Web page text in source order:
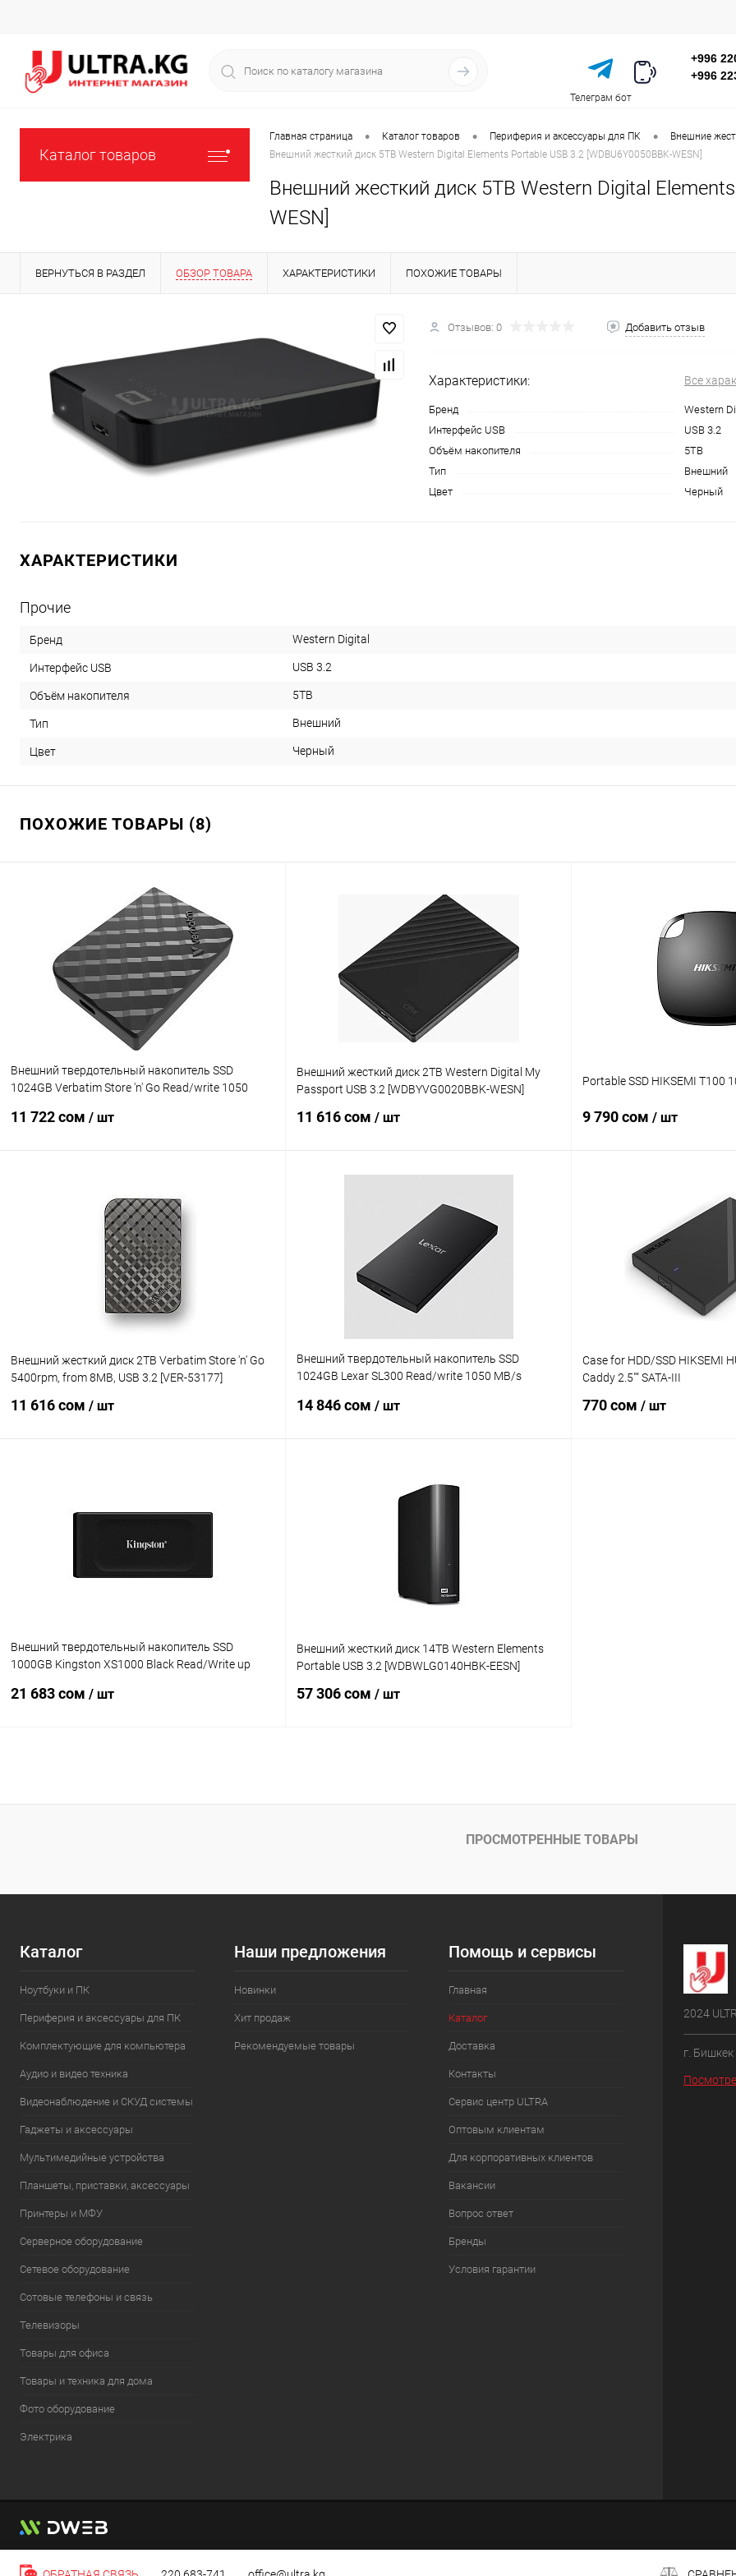
Телеграм бот
+996
+996
Каталог товаров
Главная страница • Каталог товаров • Периферия и аксессуары для ПК • Внешние
Внешний жесткий диск 5TB Western Digital Elements Portable USB 3.2 [WDBU6Y0050BBK-WESN]
Внешний жесткий диск 5TB Western Digital
WESN]
ВЕРНУТЬСЯ В РАЗДЕЛ ОБЗОР ТОВАРА ХАРАКТЕРИСТИКИ ПОХОЖИЕ ТОВАРЫ
Отзывов: 0 Добавить отзыв
Характеристики: Все
Бренд
Western
Интерфейс USB
USB 3.2
Объём накопителя
5TB
Тип
Внешний
Цвет
Черный
ХАРАКТЕРИСТИКИ
Прочие
Бренд Western Digital
Интерфейс USB USB 3.2
Объём накопителя 5TB
Тип Внешний
Цвет Черный
ПОХОЖИЕ ТОВАРЫ (8)
Внешний твердотельный накопитель SSD
1024GB Verbatim Store 'n' Go Read/write 1050
11 722 сом / шт
Сравнение
В наличии
Внешний жесткий диск 2TB Western Digital My
Passport USB 3.2 [WDBYVG0020BBK-WESN]
11 616 сом / шт
Сравнение
В избранное В наличии
Portable SSD HIKSEMI T100
9 790 сом / шт
Купить в 1 клик
В избранное
Внешний жесткий диск 2TB Verbatim Store 'n' Go
5400rpm, from 8MB, USB 3.2 [VER-53177]
11 616 сом / шт
Купить в 1 клик Сравнение
Внешний твердотельный накопитель SSD
1024GB Lexar SL300 Read/write 1050 MB/s
14 846 сом / шт
Case for HDD/SSD HIKSEMI
Caddy 2.5"" SATA-III
770 сом / шт
Внешний твердотельный накопитель SSD
1000GB Kingston XS1000 Black Read/Write up
21 683 сом / шт
Купить в 1 клик Сравнение
Внешний жесткий диск 14TB Western Elements
Portable USB 3.2 [WDBWLG0140HBK-EESN]
57 306 сом / шт
Купить в 1 клик Сравнение
В наличии
ПРОСМОТРЕННЫЕ ТОВАРЫ
Каталог
Ноутбуки и ПК
Периферия и аксессуары для ПК
Комплектующие для компьютера
Аудио и видео техника
Видеонаблюдение и СКУД системы
Гаджеты и аксессуары
Мультимедийные устройства
Планшеты, приставки, аксессуары
Принтеры и МФУ
Серверное оборудование
Сетевое оборудование
Сотовые телефоны и связь
Телевизоры
Товары для офиса
Товары и техника для дома
Фото оборудование
Электрика
Наши предложения
Новинки
Хит продаж
Рекомендуемые товары
Помощь и сервисы
Главная
Каталог
Доставка
Контакты
Сервис центр ULTRA
Оптовым клиентам
Для корпоративных клиентов
Вакансии
Вопрос ответ
Бренды
Условия гарантии
2024
г.